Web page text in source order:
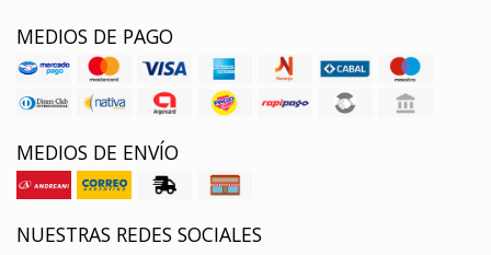
MEDIOS DE PAGO
MEDIOS DE ENVÍO
NUESTRAS REDES SOCIALES